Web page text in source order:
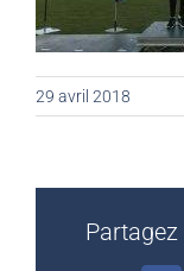
29 avril 2018